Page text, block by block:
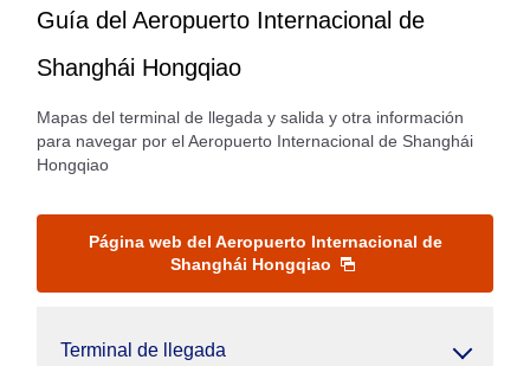
Guía del Aeropuerto Internacional de
Shanghái Hongqiao
Mapas del terminal de llegada y salida y otra información
para navegar por el Aeropuerto Internacional de Shanghái
Hongqiao
Página web del Aeropuerto Internacional de
Shanghái Hongqiao
Terminal de llegada